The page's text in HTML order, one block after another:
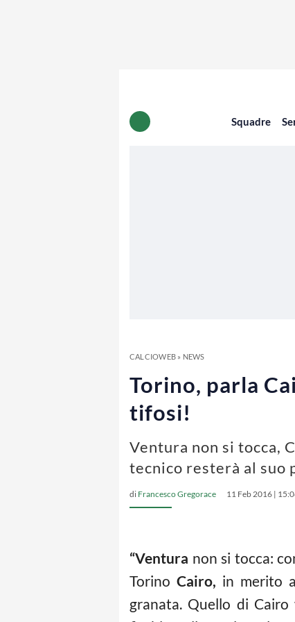
Squadre
CALCIOWEB» NEWS
Torino, parla
tifosi!
Ventura non si tocca,
tecnico resterà al suo
di Francesco Gregorace 11 Feb 2016 |
“Ventura non si tocca:
Torino Cairo, in merito
granata. Quello di